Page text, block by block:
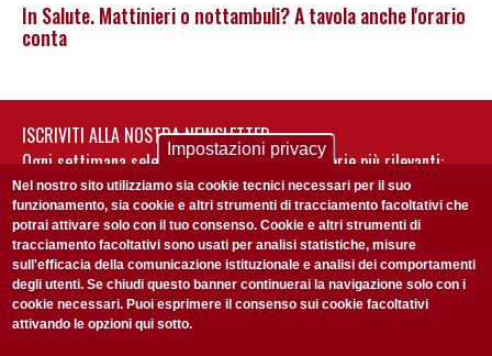
In Salute. Mattinieri o nottambuli? A tavola anche l'orario
conta
ISCRIVITI ALLA NOSTRA NEWSLETTER
Ogni settimana selezioniamo per te nostre storie più rilevanti:
non perderti gli aggiornamenti della nostra newsletter
Accetto laPrivacy Policy
Impostazioni privacy
Nel nostro sito utilizziamo sia cookie tecnici necessari per il suo
funzionamento, sia cookie e altri strumenti di tracciamento facoltativi che
potrai attivare solo con il tuo consenso. Cookie e altri strumenti di
tracciamento facoltativi sono usati per analisi statistiche, misure
sull'efficacia della comunicazione istituzionale e analisi dei comportamenti
degli utenti. Se chiudi questo banner continuerai la navigazione solo con i
cookie necessari. Puoi esprimere il consenso sui cookie facoltativi
attivando le opzioni qui sotto.